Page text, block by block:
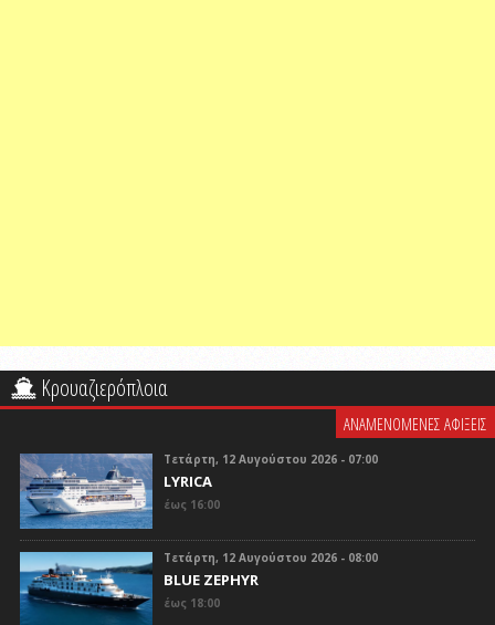
Κρουαζιερόπλοια
ΑΝΑΜΕΝΟΜΕΝΕΣ ΑΦΙΞΕΙΣ
Τετάρτη, 12 Αυγούστου 2026 - 07:00
LYRICA
έως 16:00
Τετάρτη, 12 Αυγούστου 2026 - 08:00
BLUE ZEPHYR
έως 18:00